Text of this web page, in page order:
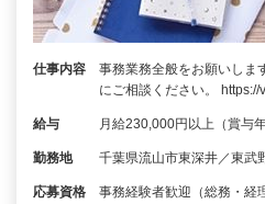
仕事内容
事務業務全般をお願いしま
にご相談ください。
給与 月給230,000円以上（賞与
勤務地 千葉県流山市東深井／東武
応募資格
事務経験者歓迎（総務・